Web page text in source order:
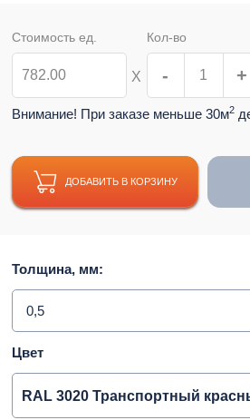
Стоимость ед.
Х
Кол-во
- +
Внимание! При заказе меньше 30м2
ДОБАВИТЬ В КОРЗИНУ
Толщина, мм:
0,5
Цвет
RAL 3020 Транспортный